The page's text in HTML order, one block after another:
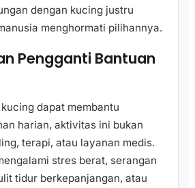
dengan kucing justru
menghormati pilihannya.
Pengganti Bantuan
dapat membantu
harian, aktivitas ini bukan
terapi, atau layanan medis.
stres berat, serangan
tidur berkepanjangan, atau